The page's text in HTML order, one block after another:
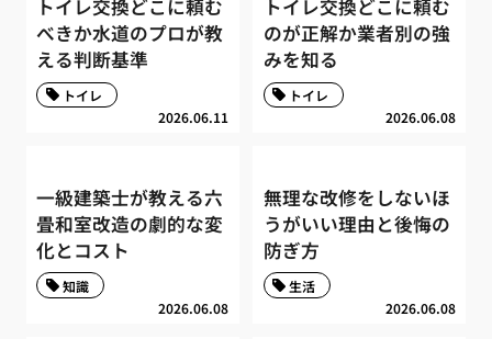
トイレ交換どこに頼む
べきか水道のプロが教
える判断基準
2026.06.11
トイレ
トイレ交換どこに頼む
のが正解か業者別の強
みを知る
2026.06.08
トイレ
一級建築士が教える六
畳和室改造の劇的な変
化とコスト
2026.06.08
知識
無理な改修をしないほ
うがいい理由と後悔の
防ぎ方
2026.06.08
生活